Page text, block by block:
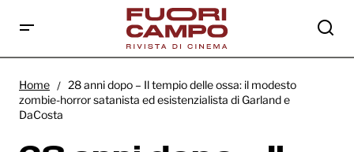
modesto zombie-horror satanista ed
esistenzialista di Garland e DaCosta
Home
28 anni dopo – Il tempio delle ossa: il modesto
zombie-horror satanista ed esistenzialista di Garland e
DaCosta